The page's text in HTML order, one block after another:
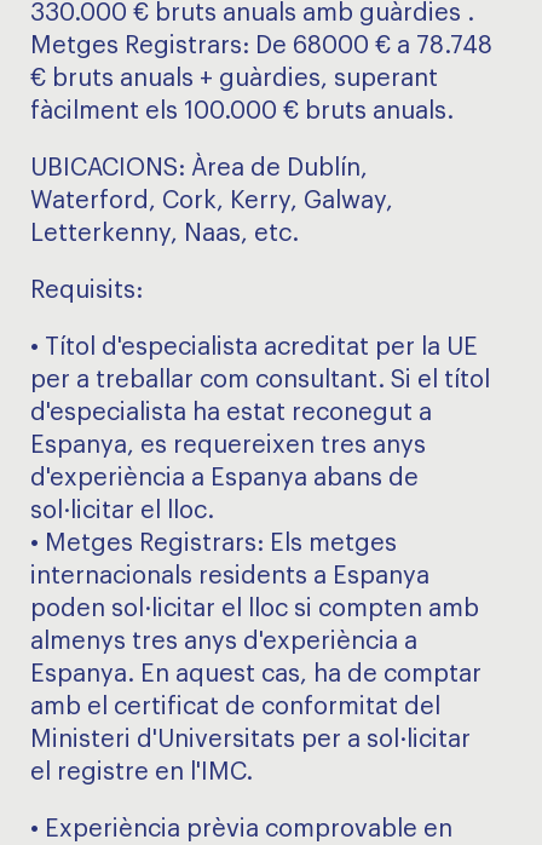
330.000 € bruts anuals amb guàrdies .
Metges Registrars: De 68000 € a 78.748
€ bruts anuals + guàrdies, superant
fàcilment els 100.000 € bruts anuals.
UBICACIONS: Àrea de Dublín,
Waterford, Cork, Kerry, Galway,
Letterkenny, Naas, etc.
Requisits:
• Títol d'especialista acreditat per la UE
per a treballar com consultant. Si el títol
d'especialista ha estat reconegut a
Espanya, es requereixen tres anys
d'experiència a Espanya abans de
sol·licitar el lloc.
• Metges Registrars: Els metges
internacionals residents a Espanya
poden sol·licitar el lloc si compten amb
almenys tres anys d'experiència a
Espanya. En aquest cas, ha de comptar
amb el certificat de conformitat del
Ministeri d'Universitats per a sol·licitar
el registre en l'IMC.
• Experiència prèvia comprovable en